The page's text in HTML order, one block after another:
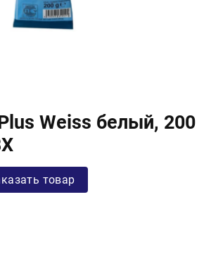
Weiss белый, 200
товар